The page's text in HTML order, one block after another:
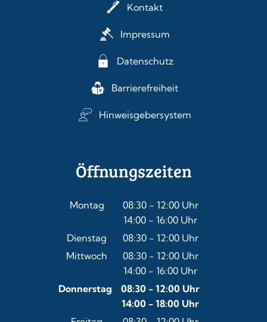
Kontakt
Impressum
Datenschutz
Barrierefreiheit
Hinweisgebersystem
Öffnungszeiten
Montag 08:30- 12:00Uhr
Von 08:30 bis 12:00 Uhr
14:00 - 16:00 Uhr
Von 14:00 bis 16:00 Uhr
Dienstag 08:30- 12:00Uhr
Von 08:30 bis 12:00 Uhr
Mittwoch 08:30- 12:00Uhr
Von 08:30 bis 12:00 Uhr
14:00 - 16:00 Uhr
Von 14:00 bis 16:00 Uhr
Donnerstag 08:30 - 12:00 Uhr
Von 08:30 bis 12:00 Uhr
14:00 - 18:00 Uhr
Von 14:00 bis 18:00 Uhr